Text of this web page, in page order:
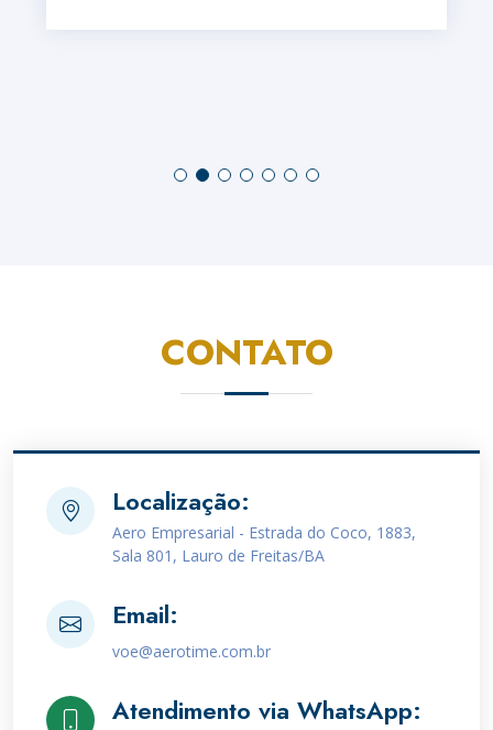
CONTATO
Localização:
Aero Empresarial - Estrada do Coco, 1883,
Sala 801, Lauro de Freitas/BA
Email:
voe@aerotime.com.br
Atendimento via WhatsApp: